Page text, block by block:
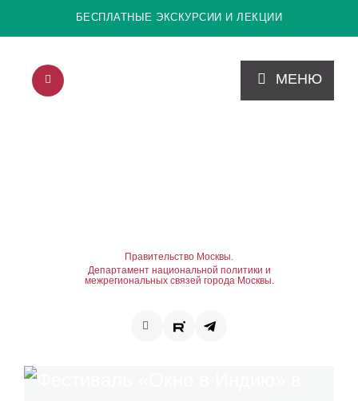
БЕСПЛАТНЫЕ ЭКСКУРСИИ И ЛЕКЦИИ
МЕНЮ
Правительство Москвы.
Департамент национальной политики и
межрегиональных связей города Москвы.